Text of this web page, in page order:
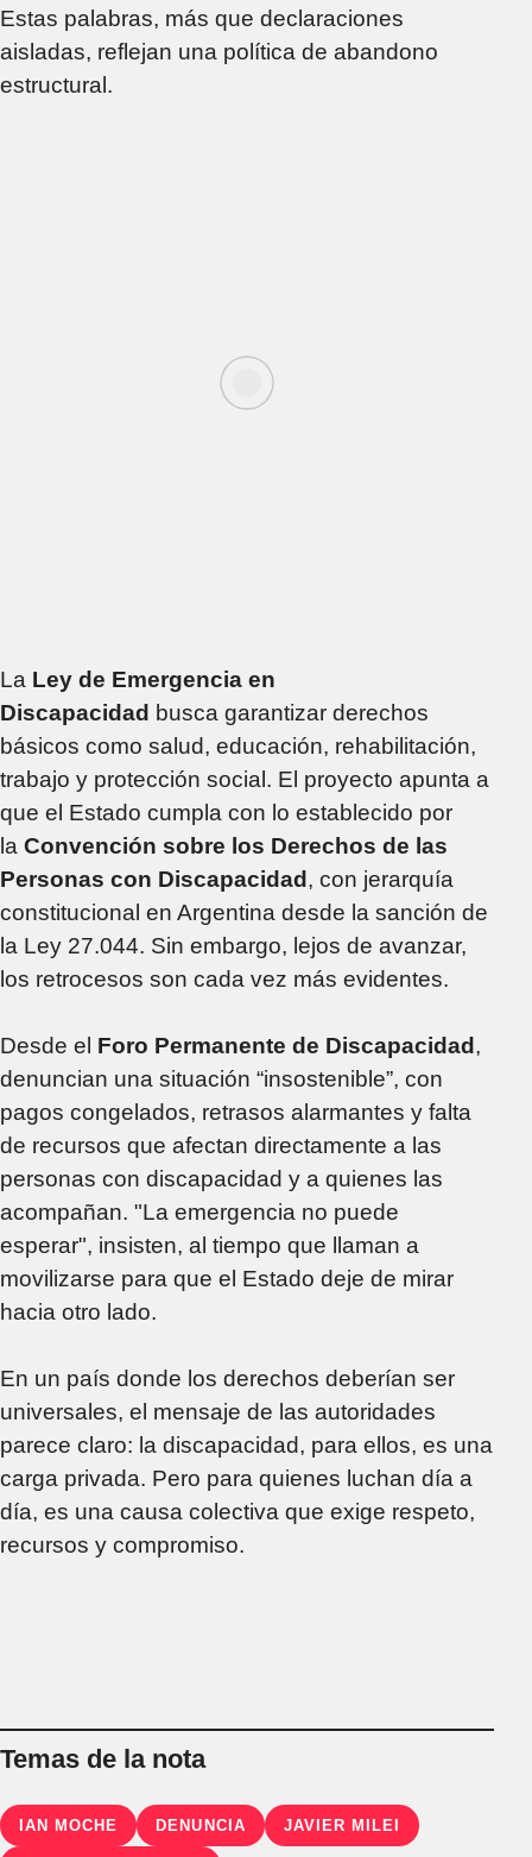
Estas palabras, más que declaraciones
aisladas, reflejan una política de abandono
estructural.
La Ley de Emergencia en
Discapacidad busca garantizar derechos
básicos como salud, educación, rehabilitación,
trabajo y protección social. El proyecto apunta a
que el Estado cumpla con lo establecido por
la Convención sobre los Derechos de las
Personas con Discapacidad , con jerarquía
constitucional en Argentina desde la sanción de
la Ley 27.044. Sin embargo, lejos de avanzar,
los retrocesos son cada vez más evidentes.
Desde el Foro Permanente de Discapacidad ,
denuncian una situación “insostenible”, con
pagos congelados, retrasos alarmantes y falta
de recursos que afectan directamente a las
personas con discapacidad y a quienes las
acompañan. "La emergencia no puede
esperar", insisten, al tiempo que llaman a
movilizarse para que el Estado deje de mirar
hacia otro lado.
En un país donde los derechos deberían ser
universales, el mensaje de las autoridades
parece claro: la discapacidad, para ellos, es una
carga privada. Pero para quienes luchan día a
día, es una causa colectiva que exige respeto,
recursos y compromiso.
Temas de la nota
IAN MOCHE DENUNCIA JAVIER MILEI